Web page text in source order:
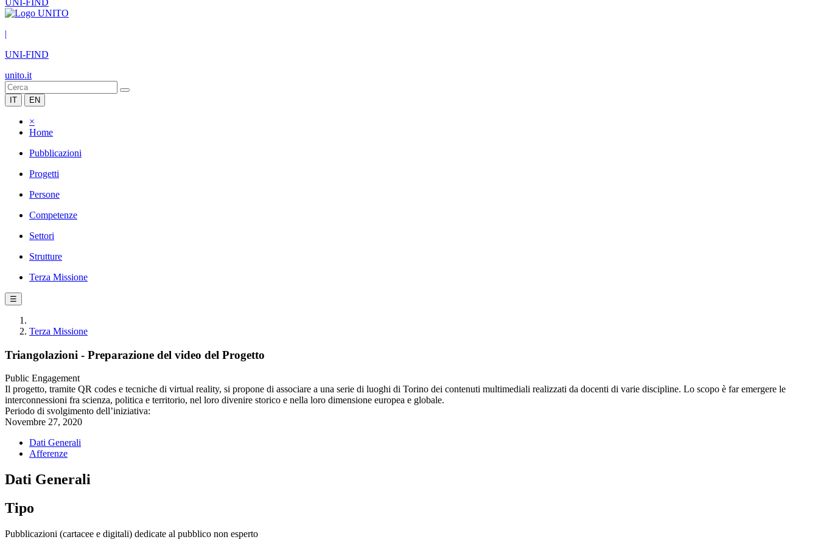
UNI-FIND
|
UNI-FIND
unito.it
IT EN
×
Home
Pubblicazioni
Progetti
Persone
Competenze
Settori
Strutture
Terza Missione
☰
Terza Missione
Triangolazioni - Preparazione del video del Progetto
Public Engagement
Il progetto, tramite QR codes e tecniche di virtual reality, si propone di associare a una serie di luoghi di Torino dei contenuti multimediali realizzati da docenti di varie discipline. Lo scopo è far emergere le
interconnessioni fra scienza, politica e territorio, nel loro divenire storico e nella loro dimensione europea e globale.
Periodo di svolgimento dell’iniziativa:
Novembre 27, 2020
Dati Generali
Afferenze
Dati Generali
Tipo
Pubblicazioni (cartacee e digitali) dedicate al pubblico non esperto